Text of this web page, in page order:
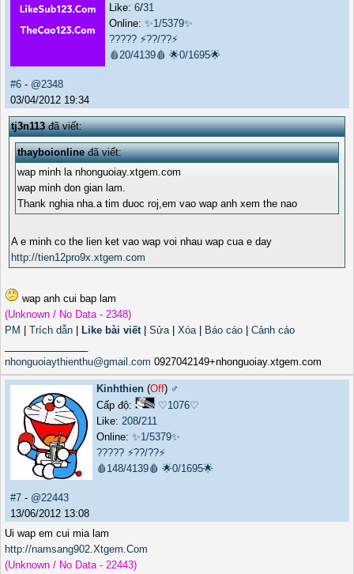
Like: 6/31
Online: ✨1/5379✨
????? ⚡??/??⚡
🩸20/4139🩸 🌟0/1695🌟
#6 - @2348
03/04/2012 19:34
tj3n113đã viết:
thayboionlineđã viết:
wap minh la nhonguoiay.xtgem.com
wap minh don gian lam.
Thank nghia nha.a tim duoc roj,em vao wap anh xem the nao
A e minh co the lien ket vao wap voi nhau wap cua e day
http://tien12pro9x.xtgem.com
wap anh cui bap lam
(Unknown / No Data - 2348)
PM
Trích dẫn Like bài viết| Sửa| Xóa| Báo cáo
Cảnh cáo
nhonguoiaythienthu@gmail.com 0927042149+nhonguoiay.xtgem.com
Kinhthien(Off) ♂️
Cấp độ:
♡1076♡
Like: 208/211
Online: ✨1/5379✨
????? ⚡??/??⚡
🩸148/4139🩸 🌟0/1695🌟
#7 - @22443
13/06/2012 13:08
Ui wap em cui mia lam
http://namsang902.Xtgem.Com
(Unknown / No Data - 22443)